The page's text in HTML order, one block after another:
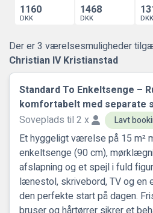
1160
DKK
1468
DKK DKK
Der er 3 værelsesmuligheder
Christian IV Kristianstad
Standard To Enkeltsenge –
komfortabelt med separate
Soveplads til 2 x
Lavt
Et hyggeligt værelse på 15 m²
enkeltsenge (90 cm),
afslapning og et spejl i fuld
lænestol, skrivebord, TV og en
den perfekte start på dagen.